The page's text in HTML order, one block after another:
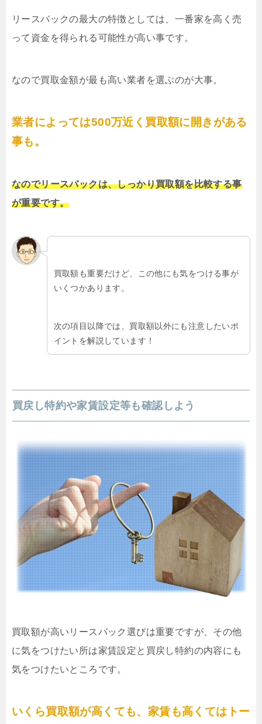
リースバックの最大の特徴としては、一番家を高く売
って資金を得られる可能性が高い事です。
なので買取金額が最も高い業者を選ぶのが大事。
業者によっては500万近く買取額に開きがある
事も。
なのでリースバックは、しっかり買取額を比較する事
が重要です。
買取額も重要だけど、この他にも気をつける事が
いくつかあります。
次の項目以降では、買取額以外にも注意したいポ
イントを解説しています！
買戻し特約や家賃設定等も確認しよう
買取額が高いリースバック選びは重要ですが、その他
に気をつけたい所は家賃設定と買戻し特約の内容にも
気をつけたいところです。
いくら買取額が高くても、家賃も高くてはトー